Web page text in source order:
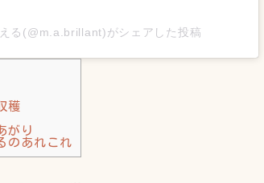
(@m.a.brillant)がシェアした投稿
穫
がり
のあれこれ